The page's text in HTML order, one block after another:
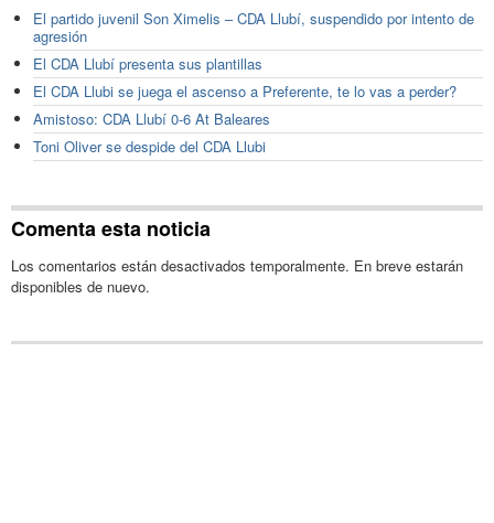
El partido juvenil Son Ximelis – CDA Llubí, suspendido por intento de
agresión
El CDA Llubí presenta sus plantillas
El CDA Llubi se juega el ascenso a Preferente, te lo vas a perder?
Amistoso: CDA Llubí 0-6 At Baleares
Toni Oliver se despide del CDA Llubi
Comenta esta noticia
Los comentarios están desactivados temporalmente. En breve estarán
disponibles de nuevo.